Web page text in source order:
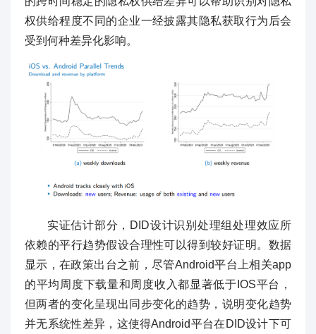
权供给程度不同的企业一经披露其隐私获取行为后会
受到何种差异化影响。
实证估计部分，DID设计识别处理组处理效应所
依赖的平行趋势假设合理性可以得到较好证明。数据
显示，在政策出台之前，尽管Android平台上相关app
的平均周度下载量和周度收入都显著低于IOS平台，
但两者的变化呈现出同步变化的趋势，说明变化趋势
并无系统性差异，这使得Android平台在DID设计下可